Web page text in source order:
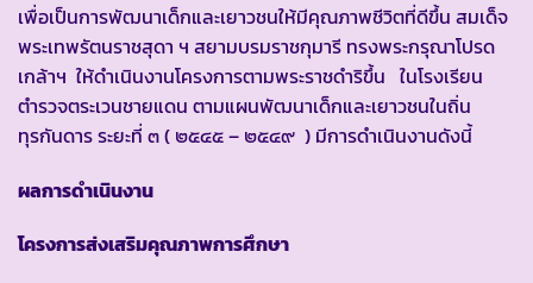
เพื่อเป็นการพัฒนาเด็กและเยาวชนให้มีคุณภาพชีวิตที่ดีขึ้น สมเด็จ
พระเทพรัตนราชสุดา ฯ สยามบรมราชกุมารี ทรงพระกรุณาโปรด
เกล้าฯ ให้ดำเนินงานโครงการตามพระราชดำริขึ้น ในโรงเรียน
ตำรวจตระเวนชายแดน ตามแผนพัฒนาเด็กและเยาวชนในถิ่น
ทุรกันดาร ระยะที่ ๓ ( ๒๕๔๕ – ๒๕๔๙ ) มีการดำเนินงานดังนี้
ผลการดำเนินงาน
โครงการส่งเสริมคุณภาพการศึกษา